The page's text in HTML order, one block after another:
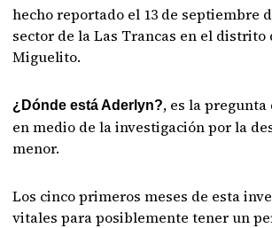
hecho reportado el 13 de septiembre
sector de la Las Trancas en el distrito
Miguelito.
¿Dónde está Aderlyn?, es la pregunta
en medio de la investigación por la
menor.
Los cinco primeros meses de esta
vitales para posiblemente tener un